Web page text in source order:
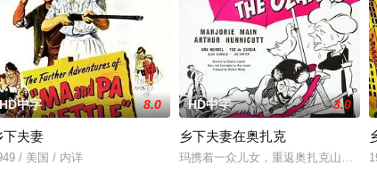
，为利益化身“深情画家”，步步为营接近倔强女医生李梦（李萌萌 饰
中字 8.0
下夫妻
/ 美国 / 内详
HD中字 3.0
乡下夫妻在奥扎克
玛携着一众儿女，重返奥扎克山地，